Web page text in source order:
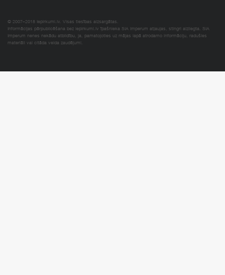
© 2007–2018 Iepirkumi.lv. Visas tiesības aizsargātas.
Informācijas pārpublicēšana bez iepirkumi.lv īpašnieka SIA Imperum atļaujas, stingri aizliegta. SIA
Imperum nenes nekādu atbildību, ja, pamatojoties uz mājas lapā atrodamo informāciju, radušies
materiāli vai citāda veida zaudējumi.